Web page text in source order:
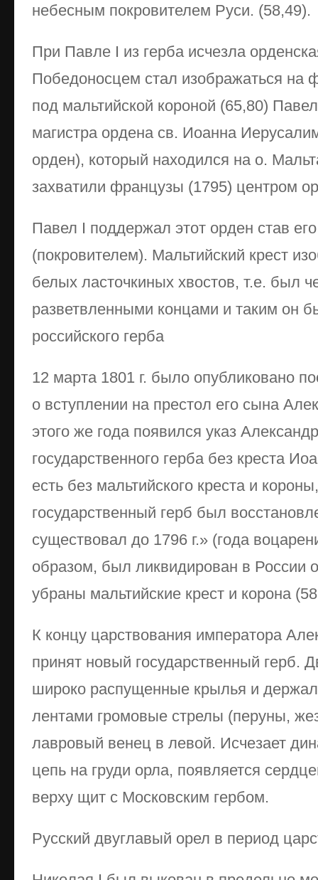
небесным покровителем Руси. (58,49).
При Павле I из герба исчезла
Победоносцем стал изображаться на
под мальтийской короной (65,80)
магистра ордена св. Иоанна
орден), который находился на о.
захватили французы (1795) центром
Павел I поддержал этот орден став
(покровителем). Мальтийский крест
белых ласточкиных хвостов, т.е. был
разветвленными концами и таким он
российского герба
12 марта 1801 г. было опубликовано
о вступлении на престол его сына
этого же года появился указ
государственного герба без креста
есть без мальтийского креста и
государственный герб был
существовал до 1796 г.» (года
образом, был ликвидирован в России
убраны мальтийские крест и корона
К концу царствования императора
принят новый государственный герб.
широко распущенные крылья и
лентами громовые стрелы (перуны,
лавровый венец в левой. Исчезает
цепь на груди орла, появляется
верху щит с Московским гербом.
Русский двуглавый орел в период